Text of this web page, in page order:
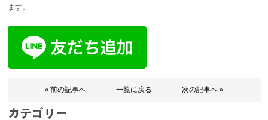
ます。
« 前の記事へ 一覧に戻る 次の記事へ »
カテゴリー